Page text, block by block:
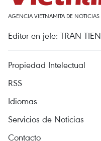
AGENCIA VIETNAMITA DE NOTICIAS
Editor en jefe: TRAN
Propiedad Intelectual
RSS
Idiomas
Servicios de Noticias
Contacto